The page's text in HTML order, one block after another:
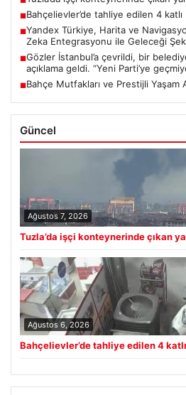
■Bahçelievler’de tahliye edilen 4
■Yandex Türkiye, Harita ve
Zeka Entegrasyonu ile Geleceği
■Gözler İstanbul’a çevrildi, bir
açıklama geldi. “Yeni Parti’ye
■Bahçe Mutfakları ve Prestijli Yaşam
Güncel
Ağustos 7, 2026
Tuzla’da işçi konteynerinde çıkan
Ağustos 6, 2026
Bahçelievler’de tahliye edilen 4